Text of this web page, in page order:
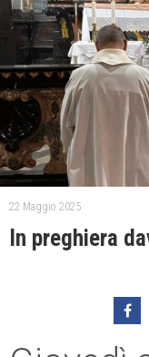
22 Maggio 2025
In preghiera